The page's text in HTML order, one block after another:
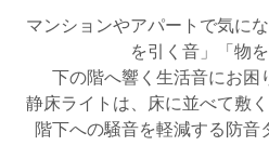
マンションやアパートで気に
を引く音」「物を
下の階へ響く生活音にお困
静床ライトは、床に並べて敷
階下への騒音を軽減する防音